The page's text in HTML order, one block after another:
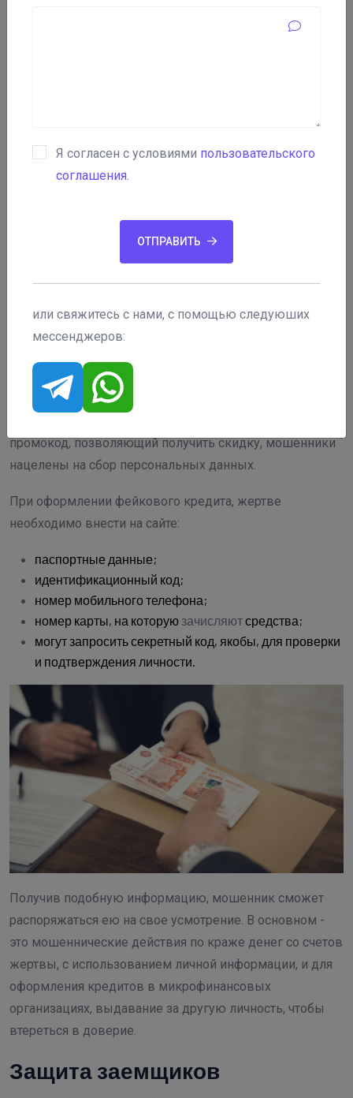
заранее жертву, изучить ее круг общения, выбрать
В трудную минуту человек не всегда способен
критически мыслить, поэтому с легкостью может стать
поддельными кредиторами весьма распространена в
интернете, поэтому, предлагая заемщику оформить
промокод, позволяющий получить скидку, мошенники
нацелены на сбор персональных данных.
При оформлении фейкового кредита, жертве
необходимо внести на сайте:
паспортные данные;
идентификационный код;
номер мобильного телефона;
номер карты, на которую зачисляютсредства;
могут запросить секретный код, якобы, для проверки
и подтверждения личности.
Получив подобную информацию, мошенник сможет
распоряжаться ею на свое усмотрение. В основном -
это мошеннические действия по краже денег со счетов
жертвы, с использованием личной информации, и для
оформления кредитов в микрофинансовых
организациях, выдавание за другую личность, чтобы
втереться в доверие.
Защита заемщиков
Я согласен с условиями пользовательского
соглашения.
ОТПРАВИТЬ
или свяжитесь с нами, с помощью следуюших
мессенджеров: